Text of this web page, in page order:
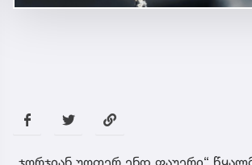
„ჯორჯიან უოთერ ენდ ფაუერი“